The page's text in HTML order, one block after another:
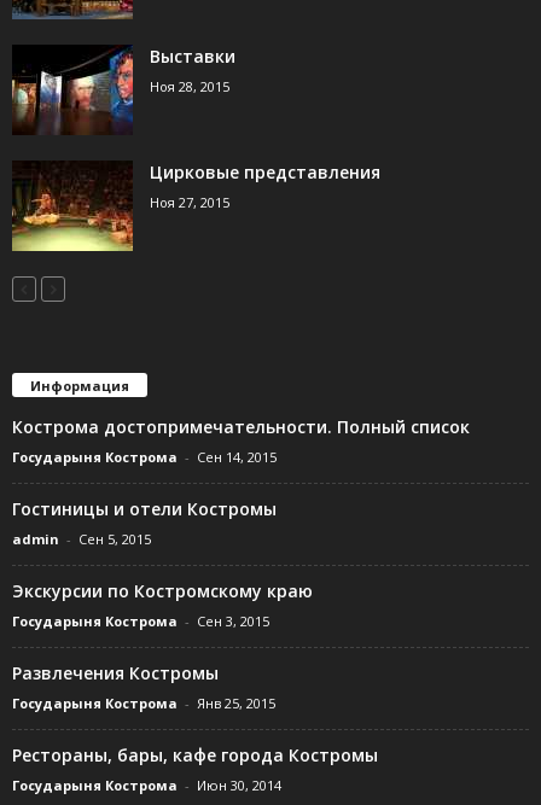
Выставки
Ноя 28, 2015
Цирковые представления
Ноя 27, 2015
Информация
Кострома достопримечательности. Полный список
Государыня Кострома - Сен 14, 2015
Гостиницы и отели Костромы
admin - Сен 5, 2015
Экскурсии по Костромскому краю
Государыня Кострома - Сен 3, 2015
Развлечения Костромы
Государыня Кострома - Янв 25, 2015
Рестораны, бары, кафе города Костромы
Государыня Кострома - Июн 30, 2014